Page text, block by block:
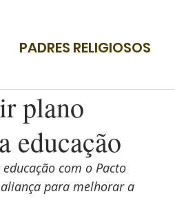
PADRES RELIGIOSOS
plano
educação
com o Pacto
para melhorar a